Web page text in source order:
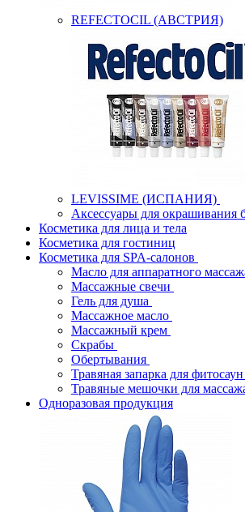
REFECTOCIL (АВСТРИЯ)
LEVISSIME (ИСПАНИЯ)
Аксессуары для окрашивания
Косметика для лица и тела
Косметика для гостиниц
Косметика для SPA-салонов
Масло для аппаратного
Массажные свечи
Гель для душа
Массажное масло
Массажный крем
Скрабы
Обертывания
Травяная запарка для фитосаун
Травяные мешочки для
Одноразовая продукция